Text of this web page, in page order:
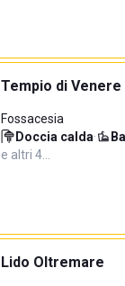
Tempio di Venere
Fossacesia
Doccia calda·
e altri 4…
Lido Oltremare